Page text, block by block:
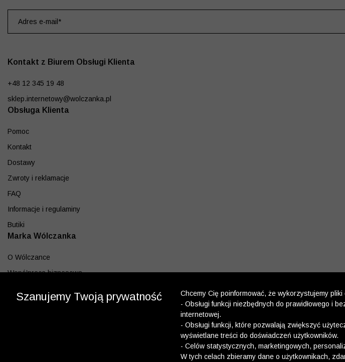
Kontakt z Biurem Obsługi Klienta
+48 12 345 19 48
sklep.internetowy@wolczanka.pl
Obsługa Klienta
Pomoc
Kontakt
Dostawy
Zwroty i reklamacje
FAQ
Informacje i regulaminy
Butiki
Marka Wólczanka
O Wólczance
Współpraca biznesowa
Program lojalnościowy
Szanujemy Twoją prywatność
Chcemy Cię poinformować, że wykorzystujemy
- Obsługi funkcji niezbędnych do prawidłowego i
internetowej.
- Obsługi funkcji, które pozwalają zwiększyć
wyświetlane treści do doświadczeń użytkowników.
- Celów statystycznych, marketingowych,
W tych celach zbieramy dane o użytkownikach,